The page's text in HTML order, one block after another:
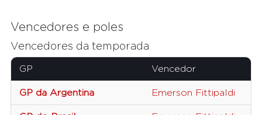
Vencedores e poles
Vencedores da temporada
GP Vencedor
GP da Argentina Emerson Fittipaldi